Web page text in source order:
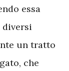
essa
un tratto
che